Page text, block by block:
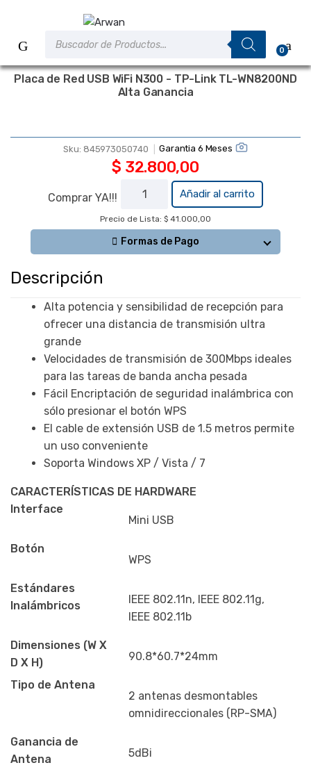
contenido
0
Placa de Red USB WiFi N300 - TP-Link TL-WN8200ND
Alta Ganancia
Sku: 845973050740 Garantia 6 Meses
$ 32.800,00
Comprar YA!!!
Placa de
Red USB
WiFi N300 -
TP-Link
TL-
Ganancia
cantidad
Añadir al carrito
Precio de Lista: $ 41.000,00
Formas de Pago
Descripción
Alta potencia y sensibilidad de recepción para
ofrecer una distancia de transmisión ultra
grande
Velocidades de transmisión de 300Mbps ideales
para las tareas de banda ancha pesada
Fácil Encriptación de seguridad inalámbrica con
sólo presionar el botón WPS
El cable de extensión USB de 1.5 metros permite
un uso conveniente
Soporta Windows XP / Vista / 7
CARACTERÍSTICAS DE HARDWARE
Interface
Mini USB
Botón
WPS
Estándares
Inalámbricos
IEEE 802.11n, IEEE 802.11g,
IEEE 802.11b
Dimensiones (W X
D X H)
90.8*60.7*24mm
Tipo de Antena
2 antenas desmontables
omnidireccionales (RP-SMA)
Ganancia de
Antena
5dBi